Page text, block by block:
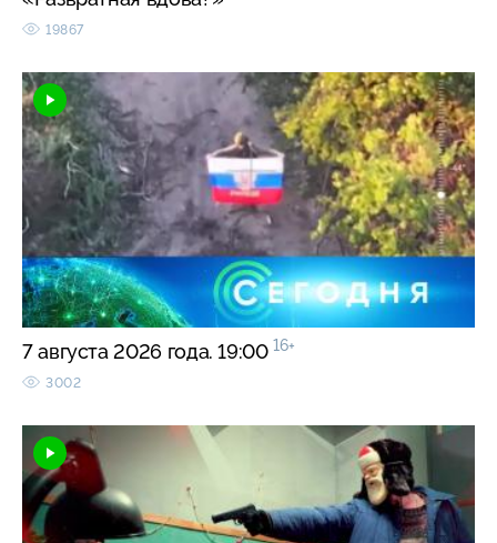
19867
7 августа 2026 года. 19:00 16+
3002